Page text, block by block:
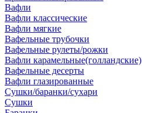
Вафли
Вафли классические
Вафли мягкие
Вафельные трубочки
Вафельные рулеты/рожки
Вафли карамельные(голландские)
Вафельные десерты
Вафли глазированные
Сушки/баранки/сухари
Сушки